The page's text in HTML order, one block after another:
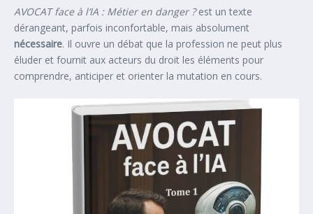
AVOCAT face à l’IA : Métier en danger ?est un texte
dérangeant, parfois inconfortable, mais absolument
nécessaire. Il ouvre un débat que la profession ne peut plus
éluder et fournit aux acteurs du droit les éléments pour
comprendre, anticiper et orienter la mutation en cours.